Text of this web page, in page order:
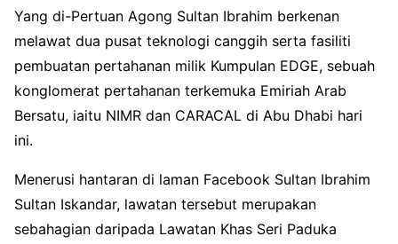
Yang di-Pertuan Agong Sultan Ibrahim berkenan
melawat dua pusat teknologi canggih serta fasiliti
pembuatan pertahanan milik Kumpulan EDGE, sebuah
konglomerat pertahanan terkemuka Emiriah Arab
Bersatu, iaitu NIMR dan CARACAL di Abu Dhabi hari
ini.
Menerusi hantaran di laman Facebook Sultan Ibrahim
Sultan Iskandar, lawatan tersebut merupakan
sebahagian daripada Lawatan Khas Seri Paduka